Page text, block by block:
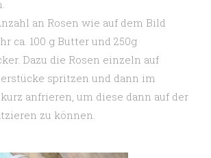
an Rosen wie auf dem Bild
ca. 100 g Butter und 250g
Dazu die Rosen einzeln auf
spritzen und dann im
anfrieren, um diese dann auf der
zu können.